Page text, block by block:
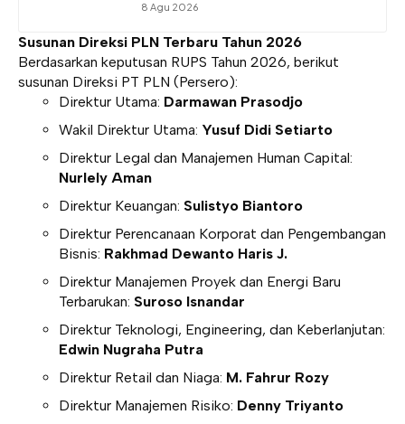
8 Agu 2026
Susunan Direksi PLN Terbaru Tahun 2026
Berdasarkan keputusan RUPS Tahun 2026, berikut
susunan Direksi PT PLN (Persero):
Direktur Utama: Darmawan Prasodjo
Wakil Direktur Utama: Yusuf Didi Setiarto
Direktur Legal dan Manajemen Human Capital:
Nurlely Aman
Direktur Keuangan: Sulistyo Biantoro
Direktur Perencanaan Korporat dan Pengembangan
Bisnis: Rakhmad Dewanto Haris J.
Direktur Manajemen Proyek dan Energi Baru
Terbarukan: Suroso Isnandar
Direktur Teknologi, Engineering, dan Keberlanjutan:
Edwin Nugraha Putra
Direktur Retail dan Niaga: M. Fahrur Rozy
Direktur Manajemen Risiko: Denny Triyanto